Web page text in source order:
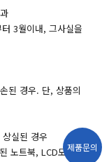
3월이내, 그사실을
된 경우. 단, 상품의
실된 경우
노트북, LCD모니터,
제품문의